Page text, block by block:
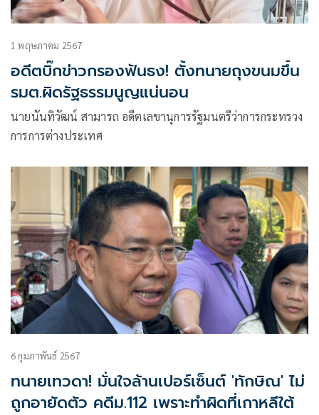
1 พฤษภาคม 2567
อดีตบิ๊กข่าวกรองฟันธง! ตั้งทนายถุงขนมขึ้น
รมต.ผิดรัฐธรรมนูญแน่นอน
นายนันทิวัฒน์ สามารถ อดีตเลขานุการรัฐมนตรีว่าการกระทรวง
การการต่างประเทศ
6 กุมภาพันธ์ 2567
ทนายเทวดา! มั่นใจล้านเปอร์เซ็นต์ 'ทักษิณ' ไม่
ถูกอายัดตัว คดีม.112 เพราะทำผิดที่เกาหลีใต้